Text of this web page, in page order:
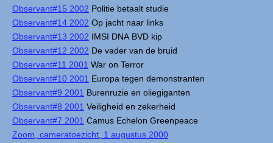
Observant#15 2002 Politie betaalt studie
Observant#14 2002 Op jacht naar links
Observant#13 2002 IMSI DNA BVD kip
Observant#12 2002 De vader van de bruid
Observant#11 2001 War on Terror
Observant#10 2001 Europa tegen demonstranten
Observant#9 2001 Burenruzie en oliegiganten
Observant#8 2001 Veiligheid en zekerheid
Observant#7 2001 Camus Echelon Greenpeace
Zoom, cameratoezicht, 1 augustus 2000